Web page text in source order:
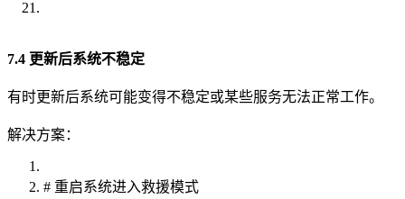
7.4 更新后系统不稳定
有时更新后系统可能变得不稳定或某些服务无法正常工作。
解决方案：
# 重启系统进入救援模式